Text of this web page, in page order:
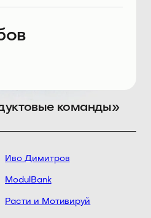
команды»
Иво Димитров
ModulBank
Расти и Мотивируй